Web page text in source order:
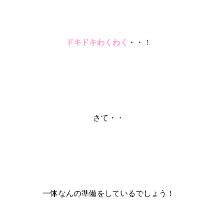
ドキドキわくわく ・・！
さて・・
一体なんの準備をしているでしょう！